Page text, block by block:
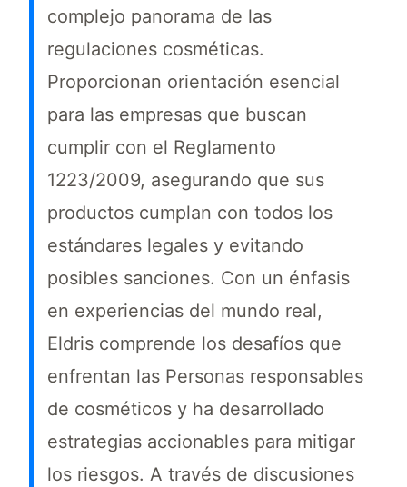
complejo panorama de las
regulaciones cosméticas.
Proporcionan orientación esencial
para las empresas que buscan
cumplir con el Reglamento
1223/2009, asegurando que sus
productos cumplan con todos los
estándares legales y evitando
posibles sanciones. Con un énfasis
en experiencias del mundo real,
Eldris comprende los desafíos que
enfrentan las Personas responsables
de cosméticos y ha desarrollado
estrategias accionables para mitigar
los riesgos. A través de discusiones